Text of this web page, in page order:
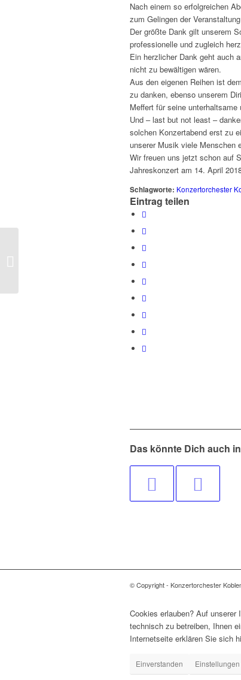
Nach einem so erfolgreichen
zum Gelingen der
Der größte Dank gilt unserem
professionelle und zugleich
Ein herzlicher Dank geht auch
nicht zu bewältigen wären.
Aus den eigenen Reihen ist
zu danken, ebenso unserem
Meffert für seine
Und – last but not least –
solchen Konzertabend erst zu
unserer Musik viele Menschen
Wir freuen uns jetzt schon auf
Jahreskonzert am 14. April
Schlagworte: Konzertorchester
Eintrag teilen
Das könnte Dich auch
© Copyright - Konzertorchester
Cookies erlauben? Auf unserer
technisch zu betreiben, Ihnen
Internetseite erklären Sie sich
Einverstanden Einstellungen